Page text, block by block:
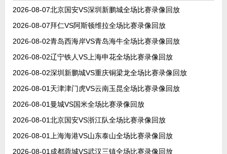
2026-08-07北京国安VS深圳新鹏城全场比赛录像回放
2026-08-07拜仁VS阿斯顿维拉全场比赛录像回放
2026-08-02青岛西海岸VS青岛海牛全场比赛录像回放
2026-08-02辽宁铁人VS上海申花全场比赛录像回放
2026-08-02深圳新鹏城VS重庆铜梁龙全场比赛录像回放
2026-08-01天津津门虎VS云南玉昆全场比赛录像回放
2026-08-01曼城VS国米全场比赛录像回放
2026-08-01北京国安VS浙江队全场比赛录像回放
2026-08-01上海海港VS山东泰山全场比赛录像回放
2026-08-01成都蓉城VS武汉三镇全场比赛录像回放